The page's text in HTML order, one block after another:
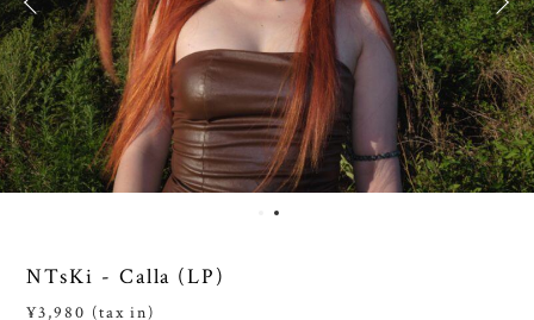
NTsKi - Calla (LP)
¥3,980 (tax in)